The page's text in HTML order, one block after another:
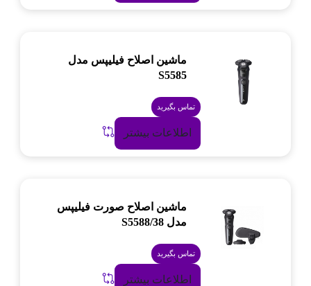
ماشین اصلاح فیلیپس مدل
S5585
تماس بگیرید
اطلاعات بیشتر
ماشین اصلاح صورت فیلیپس
مدل S5588/38
تماس بگیرید
اطلاعات بیشتر